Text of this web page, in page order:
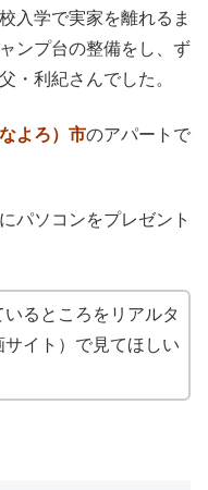
入学で実家を離れるま
ンプ台の整備をし、ず
・利紀さんでした。
よろ）市のアパートで
パソコンをプレゼント
るところをリアルタ
イト）で見てほしい